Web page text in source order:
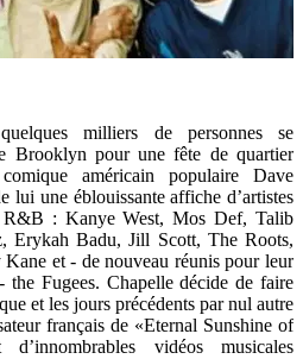
milliers de personnes se
Brooklyn pour une fête de quartier
américain populaire Dave
lui une éblouissante affiche d’artistes
: Kanye West, Mos Def, Talib
Erykah Badu, Jill Scott, The Roots,
et - de nouveau réunis pour leur
the Fugees. Chapelle décide de faire
et les jours précédents par nul autre
français de «Eternal Sunshine of
vidéos musicales